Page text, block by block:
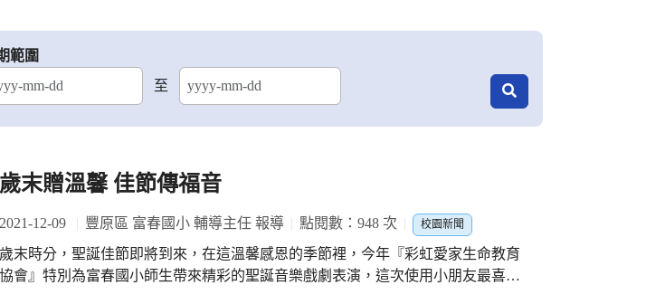
範圍
至
日期
歲末贈溫馨 佳節傳福音
2021-12-09 豐原區 富春國小 輔導主任 報導 點閱數：948 次 校園新聞
歲末時分，聖誕佳節即將到來，在這溫馨感恩的季節裡，今年『彩虹愛家生命教育
協會』特別為富春國小師生帶來精彩的聖誕音樂戲劇表演，這次使用小朋友最喜歡